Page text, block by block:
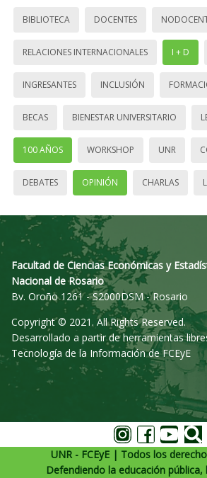
BIBLIOTECA DOCENTES
RELACIONES INTERNACIONALES I + D
INGRESANTES INCLUSIÓN
BECAS BIENESTAR UNIVERSITARIO
100 AÑOS WORKSHOP UNR
DEBATES OPINIÓN CHARLAS
Facultad de Ciencias Económicas y
Nacional de Rosario
Bv. Oroño 1261 - S2000DSM - Rosario
Copyright © 2021. All Rights Reserved.
Desarrollado a partir de herramientas
Tecnología de la Información de FCEyE
UNR - FCEyE | Todos los
Defendiendo la educación